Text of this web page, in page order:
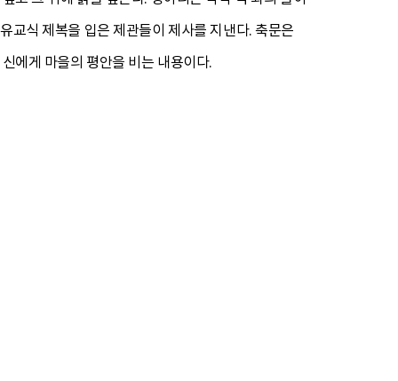
교식 제복을 입은 제관들이 제사를 지낸다. 축문은
에게 마을의 평안을 비는 내용이다.